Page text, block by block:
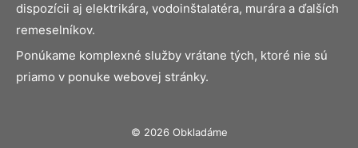
dispozícii aj elektrikára, vodoinštalatéra, murára a ďalších
remeselníkov.
Ponúkame komplexné služby vrátane tých, ktoré nie sú
priamo v ponuke webovej stránky.
© 2026 Obkladáme